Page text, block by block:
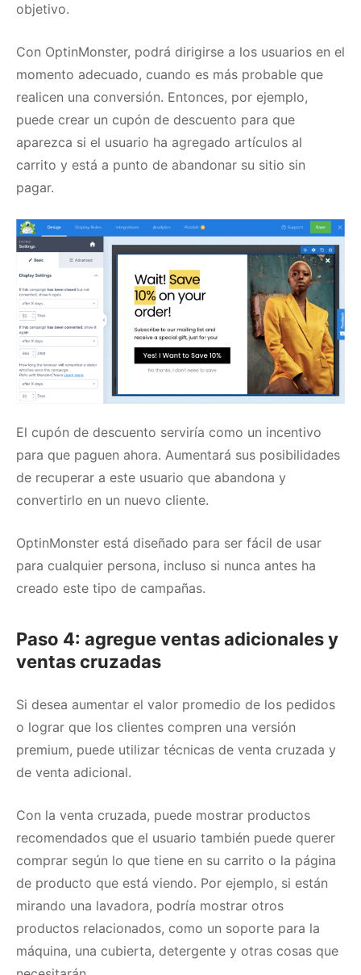
objetivo.
Con OptinMonster, podrá dirigirse a los usuarios en el
momento adecuado, cuando es más probable que
realicen una conversión. Entonces, por ejemplo,
puede crear un cupón de descuento para que
aparezca si el usuario ha agregado artículos al
carrito y está a punto de abandonar su sitio sin
pagar.
El cupón de descuento serviría como un incentivo
para que paguen ahora. Aumentará sus posibilidades
de recuperar a este usuario que abandona y
convertirlo en un nuevo cliente.
OptinMonster está diseñado para ser fácil de usar
para cualquier persona, incluso si nunca antes ha
creado este tipo de campañas.
Paso 4: agregue ventas adicionales y
ventas cruzadas
Si desea aumentar el valor promedio de los pedidos
o lograr que los clientes compren una versión
premium, puede utilizar técnicas de venta cruzada y
de venta adicional.
Con la venta cruzada, puede mostrar productos
recomendados que el usuario también puede querer
comprar según lo que tiene en su carrito o la página
de producto que está viendo. Por ejemplo, si están
mirando una lavadora, podría mostrar otros
productos relacionados, como un soporte para la
máquina, una cubierta, detergente y otras cosas que